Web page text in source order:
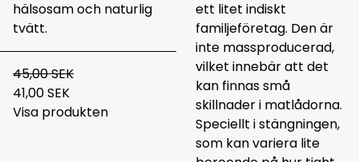
hälsosam och naturlig
tvätt.
45,00 SEK
41,00 SEK
Visa produkten
ett litet indiskt
familjeföretag. Den är
inte massproducerad,
vilket innebär att det
kan finnas små
skillnader i matlådorna.
Speciellt i stängningen,
som kan variera lite